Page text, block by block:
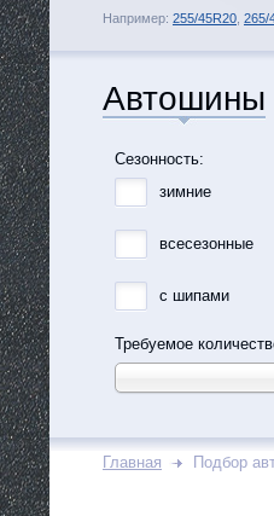
Например: 255/45R20 265/
Автошины
Сезонность:
зимние
всесезонные
с шипами
Требуемое
Главная Подбор